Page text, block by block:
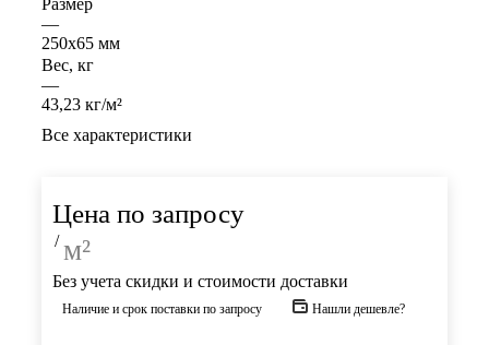
Размер
—
250х65 мм
Вес, кг
—
43,23 кг/м²
Все характеристики
Цена по запросу
/ м²
Без учета скидки и стоимости доставки
Наличие и срок поставки по запросу Нашли дешевле?